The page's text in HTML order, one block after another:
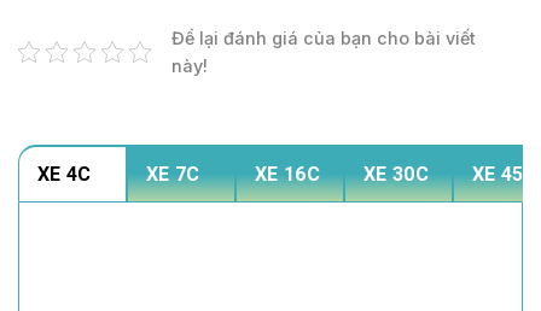
Để lại đánh giá của bạn cho bài viết
này!
XE 4C XE 7C XE 16C XE 30C XE 45C